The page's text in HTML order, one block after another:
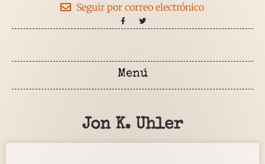
Seguir por correo electrónico
Jon K. Uhler